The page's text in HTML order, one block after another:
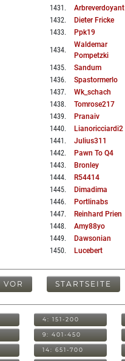
1431 . Arbreverdoyant
1432. Dieter Fricke
1433. Ppk19
1434.
Waldemar
Pompetzki
1435. Sandum
1436. Spastormerlo
1437. Wk_schach
1438. Tomrose217
1439. Pranaiv
1440. Lianoricciardi2
1441 . Julius311
1442. Pawn To Q4
1443. Bronley
1444. R54414
1445. Dimadima
1446. Portlinabs
1447. Reinhard Prien
1448. Amy88yo
1449. Dawsonian
1450. Lucebert
VOR STARTSEITE
4: 151-200
9: 401-450
14: 651-700